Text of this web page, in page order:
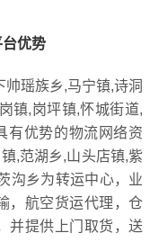
优势
瑶族乡,马宁镇,诗洞
镇,岗坪镇,怀城街道,
有优势的物流网络资
,范湖乡,山头店镇,紫
沟乡为转运中心，业
，航空货运代理，仓
并提供上门取货，送